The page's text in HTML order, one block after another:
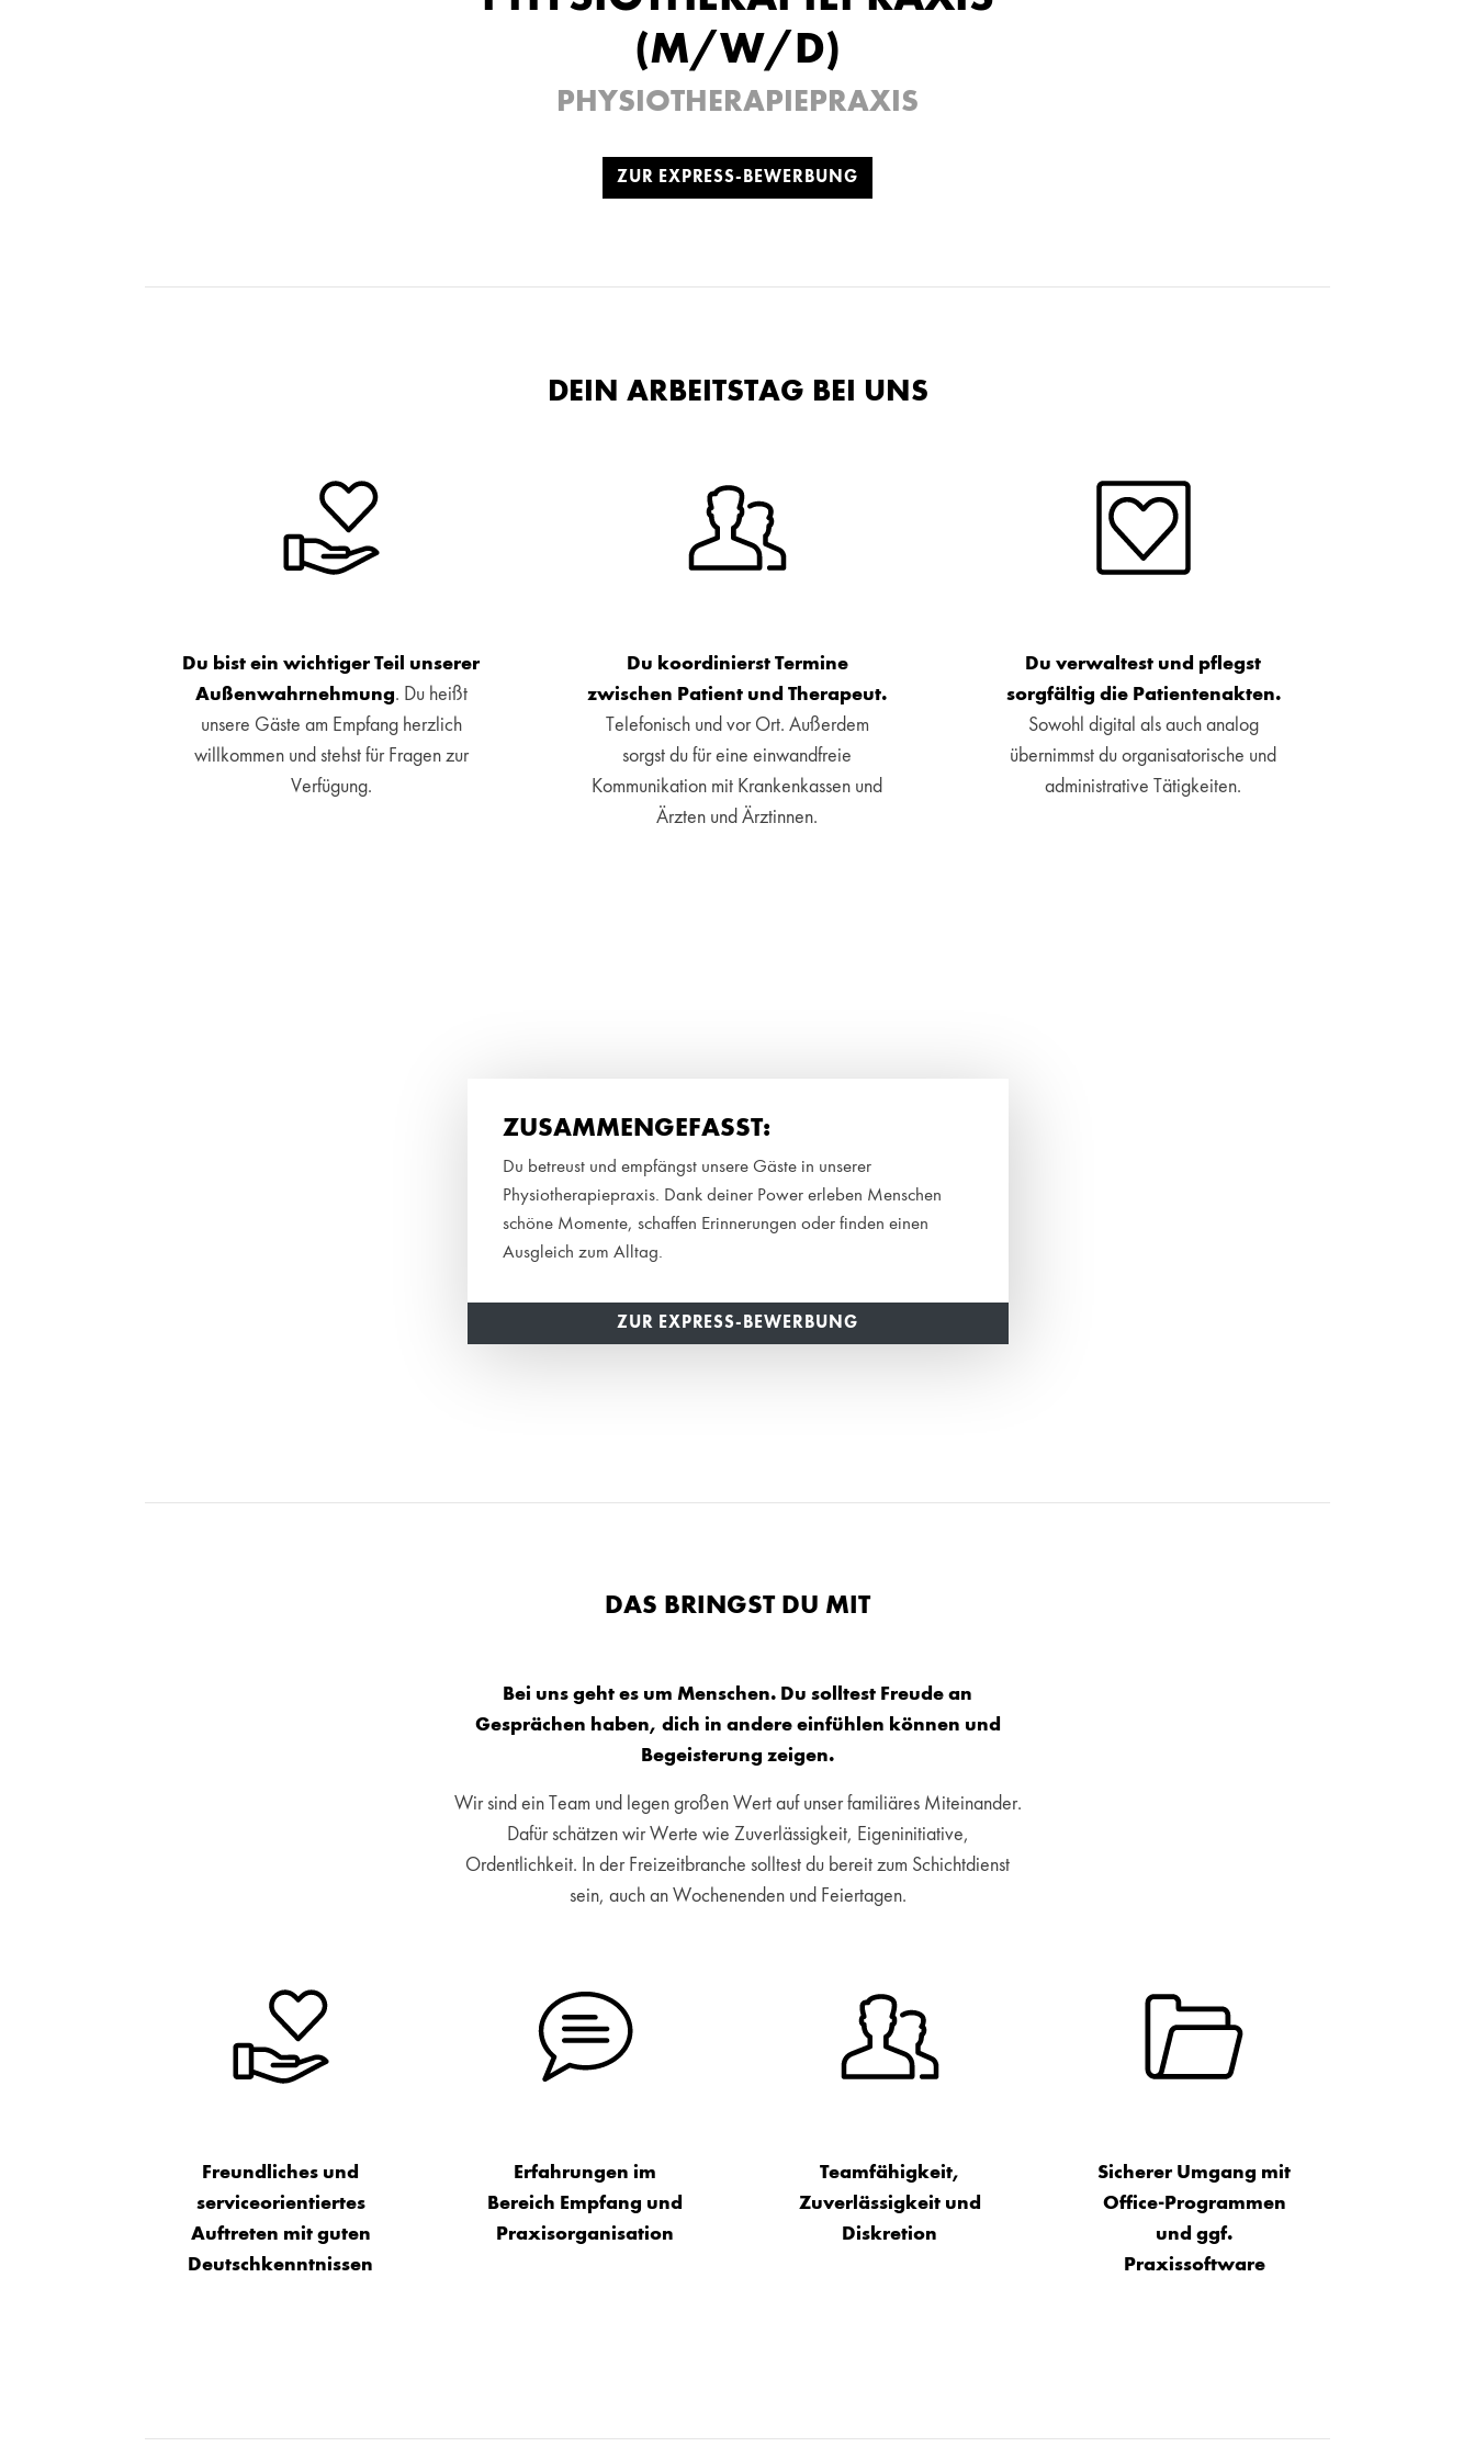
(M/W/D)
PHYSIOTHERAPIEPRAXIS
ZUR EXPRESS-BEWERBUNG
DEIN ARBEITSTAG BEI UNS
Du bist ein wichtiger Teil unserer
Außenwahrnehmung. Du heißt
unsere Gäste am Empfang herzlich
willkommen und stehst für Fragen zur
Verfügung.
Du koordinierst Termine
zwischen Patient und Therapeut.
Telefonisch und vor Ort. Außerdem
sorgst du für eine einwandfreie
Kommunikation mit Krankenkassen und
Ärzten und Ärztinnen.
Du verwaltest und pflegst
sorgfältig die Patientenakten.
Sowohl digital als auch analog
übernimmst du organisatorische und
administrative Tätigkeiten.
ZUSAMMENGEFASST:
Du betreust und empfängst unsere Gäste in unserer
Physiotherapiepraxis. Dank deiner Power erleben Menschen
schöne Momente, schaffen Erinnerungen oder finden einen
Ausgleich zum Alltag.
ZUR EXPRESS-BEWERBUNG
DAS BRINGST DU MIT
Bei uns geht es um Menschen. Du solltest Freude an
Gesprächen haben, dich in andere einfühlen können und
Begeisterung zeigen.
Wir sind ein Team und legen großen Wert auf unser familiäres Miteinander.
Dafür schätzen wir Werte wie Zuverlässigkeit, Eigeninitiative,
Ordentlichkeit. In der Freizeitbranche solltest du bereit zum Schichtdienst
sein, auch an Wochenenden und Feiertagen.
Freundliches und
serviceorientiertes
Auftreten mit guten
Deutschkenntnissen
Erfahrungen im
Bereich Empfang und
Praxisorganisation
Teamfähigkeit,
Zuverlässigkeit und
Diskretion
Sicherer Umgang mit
Office-Programmen
und ggf.
Praxissoftware